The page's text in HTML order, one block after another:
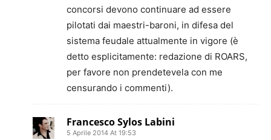
concorsi devono continuare ad essere
pilotati dai maestri-baroni, in difesa del
sistema feudale attualmente in vigore (è
detto esplicitamente: redazione di ROARS,
per favore non prendetevela con me
censurando i commenti).
Francesco Sylos Labini
5 Aprile 2014 At 19:53